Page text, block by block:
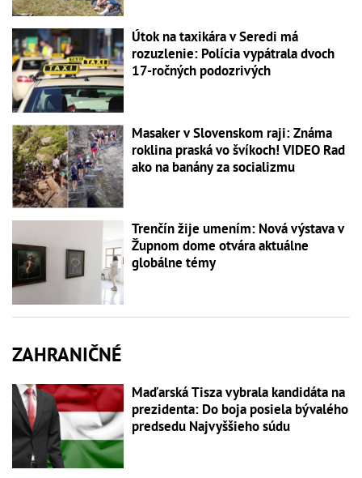
Útok na taxikára v Seredi má
rozuzlenie: Polícia vypátrala dvoch
17-ročných podozrivých
Masaker v Slovenskom raji: Známa
roklina praská vo švíkoch! VIDEO Rad
ako na banány za socializmu
Trenčín žije umením: Nová výstava v
Župnom dome otvára aktuálne
globálne témy
ZAHRANIČNÉ
Maďarská Tisza vybrala kandidáta na
prezidenta: Do boja posiela bývalého
predsedu Najvyššieho súdu